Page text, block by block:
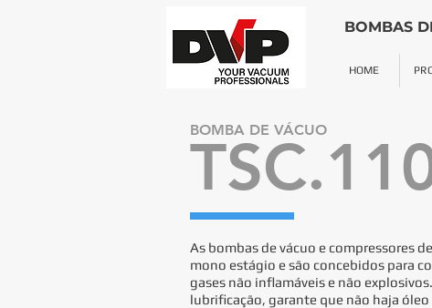
BOMBAS
HOME
As bombas de vácuo e compressores
mono estágio e são concebidos para
gases não inflamáveis e não
lubrificação, garante que não haja
BOMBA DE VÁCUO